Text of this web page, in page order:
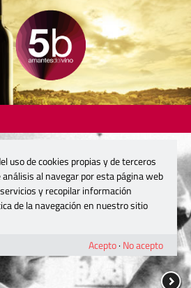
uso de cookies propias y de terceros
al navegar por esta página web
y recopilar información
de la navegación en nuestro sitio
Acepto· No acepto